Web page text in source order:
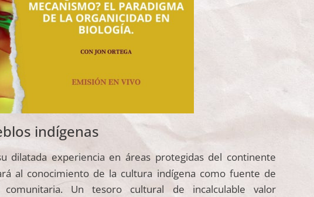
indígenas
dilatada experiencia en áreas protegidas del continente
al conocimiento de la cultura indígena como fuente de
Un tesoro cultural de incalculable valor